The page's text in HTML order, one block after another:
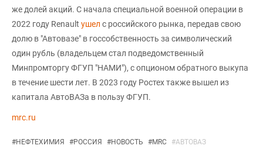
же долей акций. С начала специальной военной операции в
2022 году Renault ушел с российского рынка, передав свою
долю в "Автовазе" в госсобственность за символический
один рубль (владельцем стал подведомственный
Минпромторгу ФГУП "НАМИ"), с опционом обратного выкупа
в течение шести лет. В 2023 году Ростех также вышел из
капитала АвтоВАЗа в пользу ФГУП.
mrc.ru
#НЕФТЕХИМИЯ #РОССИЯ #НОВОСТЬ #MRC #АВТОВАЗ